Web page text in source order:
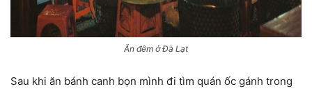
Ăn đêm ở Đà Lạt
Sau khi ăn bánh canh bọn mình đi tìm quán ốc gánh trong